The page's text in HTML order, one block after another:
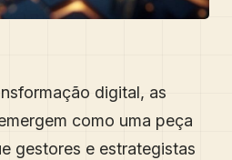
digital, as
como uma peça
gestores e estrategistas